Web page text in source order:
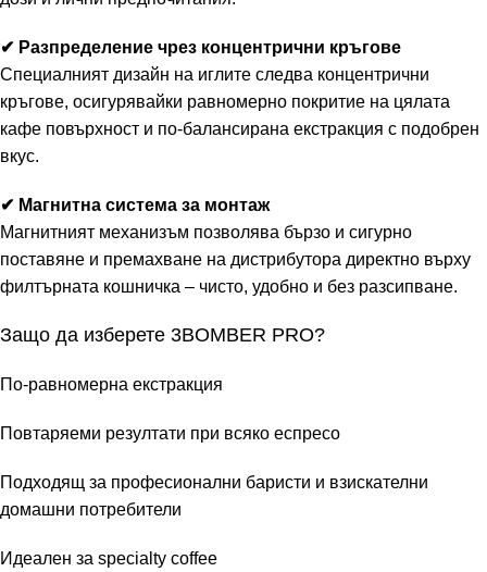
✔ Разпределение чрез концентрични кръгове
Специалният дизайн на иглите следва концентрични
кръгове, осигурявайки равномерно покритие на цялата
кафе повърхност и по-балансирана екстракция с подобрен
вкус.
✔ Магнитна система за монтаж
Магнитният механизъм позволява бързо и сигурно
поставяне и премахване на дистрибутора директно върху
филтърната кошничка – чисто, удобно и без разсипване.
Защо да изберете 3BOMBER PRO?
По-равномерна екстракция
Повтаряеми резултати при всяко еспресо
Подходящ за професионални баристи и взискателни
домашни потребители
Идеален за specialty coffee